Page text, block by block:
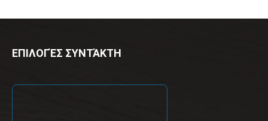
ΕΠΙΛΟΓΈΣ ΣΥΝΤΆΚΤΗ